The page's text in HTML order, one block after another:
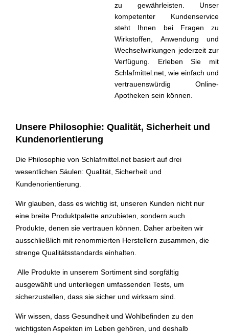
zu gewährleisten. Unser
kompetenter Kunden­service
steht Ihnen bei Fragen zu
Wirkstoffen, Anwendung und
Wechsel­wirkungen jederzeit zur
Verfügung. Erleben Sie mit
Schlafmittel.net, wie einfach und
vertrauenswürdig Online-
Apotheken sein können.
Unsere Philosophie: Qualität, Sicherheit und
Kundenorientierung
Die Philosophie von Schlafmittel.net basiert auf drei
wesentlichen Säulen: Qualität, Sicherheit und
Kundenorientierung.
Wir glauben, dass es wichtig ist, unseren Kunden nicht nur
eine breite Produktpalette anzubieten, sondern auch
Produkte, denen sie vertrauen können. Daher arbeiten wir
ausschließlich mit renommierten Herstellern zusammen, die
strenge Qualitätsstandards einhalten.
Alle Produkte in unserem Sortiment sind sorgfältig
ausgewählt und unterliegen umfassenden Tests, um
sicherzustellen, dass sie sicher und wirksam sind.
Wir wissen, dass Gesundheit und Wohlbefinden zu den
wichtigsten Aspekten im Leben gehören, und deshalb